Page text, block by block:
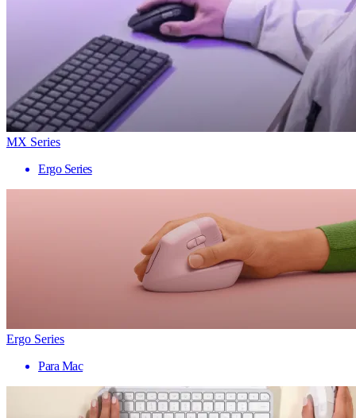
MX Series
Ergo Series
Ergo Series
Para Mac